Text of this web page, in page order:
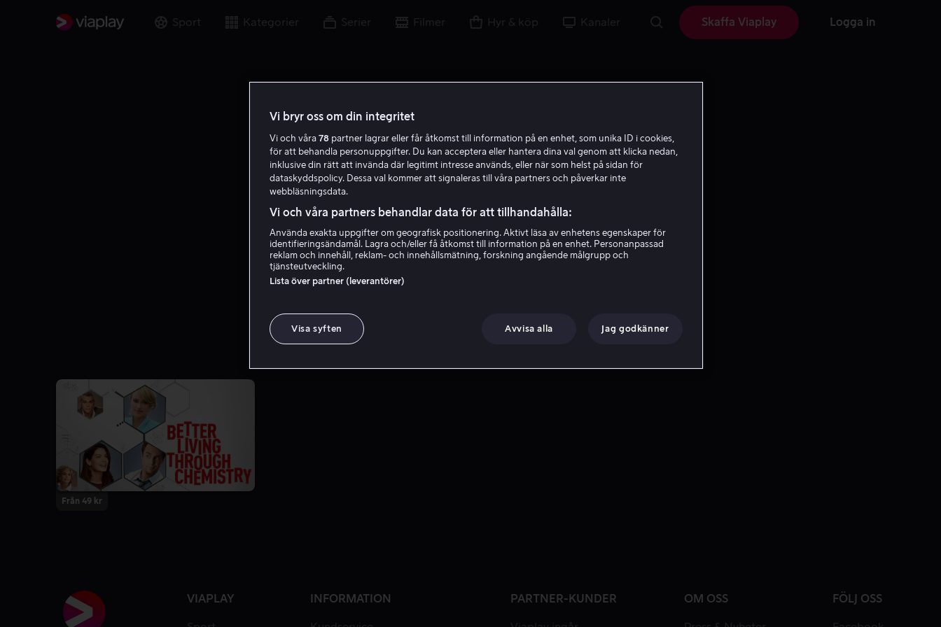
Sport Kategorier Serier Filmer Hyr & köp Kanaler Skaffa Viaplay Logga in
D P
David Posamentier
Från 49 kr
VIAPLAY INFORMATION PARTNER-KUNDER OM OSS FÖLJ OSS
Vi bryr oss om din integritet
Vi och våra 78 partner lagrar eller får åtkomst till information på en enhet, som unika ID i cookies,
för att behandla personuppgifter. Du kan acceptera eller hantera dina val genom att klicka nedan,
inklusive din rätt att invända där legitimt intresse används, eller när som helst på sidan för
dataskyddspolicy. Dessa val kommer att signaleras till våra partners och påverkar inte
webbläsningsdata.
Vi och våra partners behandlar data för att tillhandahålla:
Använda exakta uppgifter om geografisk positionering. Aktivt läsa av enhetens egenskaper för
identifieringsändamål. Lagra och/eller få åtkomst till information på en enhet. Personanpassad
reklam och innehåll, reklam- och innehållsmätning, forskning angående målgrupp och
tjänsteutveckling.
Lista över partner (leverantörer)
Visa syften Avvisa alla Jag godkänner